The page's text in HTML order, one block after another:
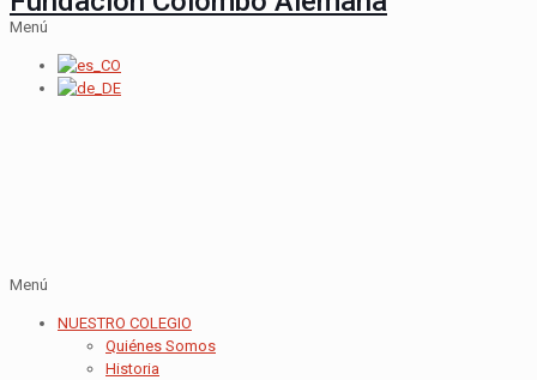
Menú
Menú
NUESTRO COLEGIO
Quiénes Somos
Historia